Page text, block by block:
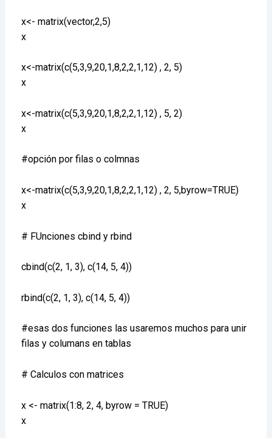
x<- matrix(vector,2,5)
x
x<-matrix(c(5,3,9,20,1,8,2,2,1,12) , 2, 5)
x
x<-matrix(c(5,3,9,20,1,8,2,2,1,12) , 5, 2)
x
#opción por filas o colmnas
x<-matrix(c(5,3,9,20,1,8,2,2,1,12) , 2, 5,byrow=TRUE)
x
# FUnciones cbind y rbind
cbind(c(2, 1, 3), c(14, 5, 4))
rbind(c(2, 1, 3), c(14, 5, 4))
#esas dos funciones las usaremos muchos para unir
filas y columans en tablas
# Calculos con matrices
x <- matrix(1:8, 2, 4, byrow = TRUE)
x